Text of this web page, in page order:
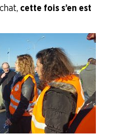
cette fois s’en est